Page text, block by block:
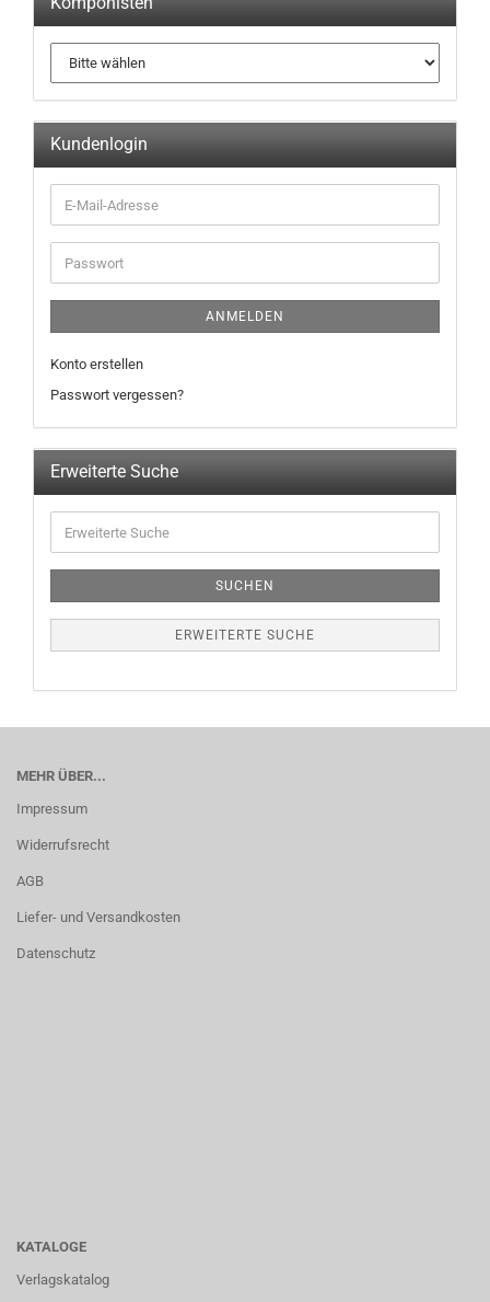
Kundenlogin
ANMELDEN
Konto erstellen
Passwort vergessen?
Erweiterte Suche
SUCHEN
ERWEITERTE SUCHE
MEHR ÜBER...
Impressum
Widerrufsrecht
AGB
Liefer- und Versandkosten
Datenschutz
KATALOGE
Verlagskatalog